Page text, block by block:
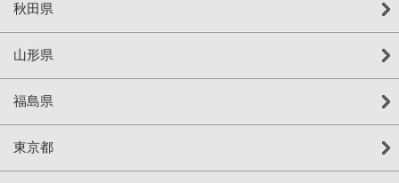
秋田県
山形県
福島県
東京都